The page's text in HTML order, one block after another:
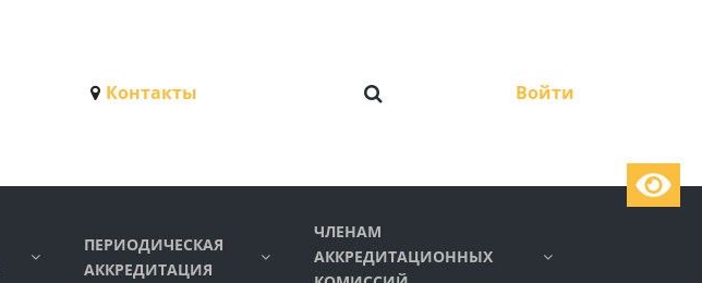
Контакты Войти
ПЕРИОДИЧЕСКАЯ
АККРЕДИТАЦИЯ
ЧЛЕНАМ
АККРЕДИТАЦИОННЫХ